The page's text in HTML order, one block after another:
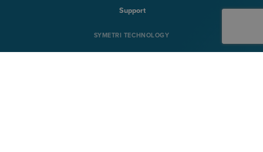
Support
SYMETRI TECHNOLOGY
Naviate